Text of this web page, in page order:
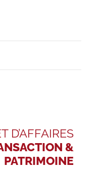
D’AFFAIRES
&
PATRIMOINE